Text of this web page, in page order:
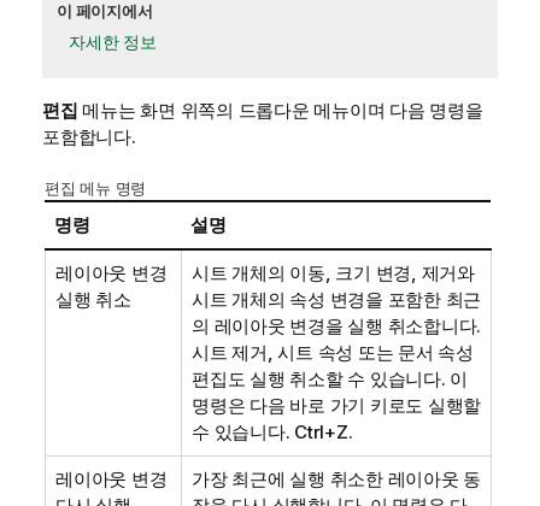
이 페이지에서
자세한 정보
편집 메뉴는 화면 위쪽의 드롭다운 메뉴이며 다음 명령을
포함합니다.
편집 메뉴 명령
명령 설명
레이아웃 변경
실행 취소
시트 개체의 이동, 크기 변경, 제거와
시트 개체의 속성 변경을 포함한 최근
의 레이아웃 변경을 실행 취소합니다.
시트 제거, 시트 속성 또는 문서 속성
편집도 실행 취소할 수 있습니다. 이
명령은 다음 바로 가기 키로도 실행할
수 있습니다. Ctrl+Z.
레이아웃 변경
가장 최근에 실행 취소한 레이아웃 동